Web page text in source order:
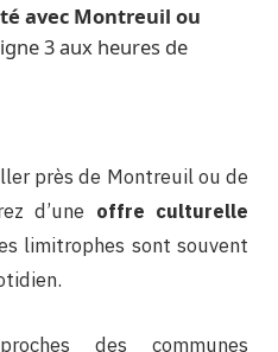
avec Montreuil ou
3 aux heures de
près de Montreuil ou de
d’une offre culturelle
limitrophes sont souvent
des communes